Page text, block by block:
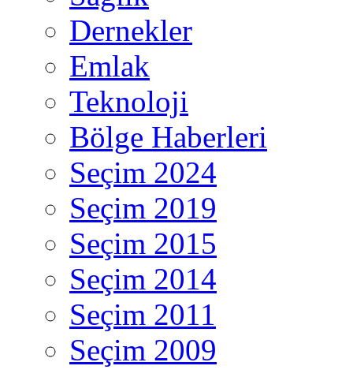
Dernekler
Emlak
Teknoloji
Bölge Haberleri
Seçim 2024
Seçim 2019
Seçim 2015
Seçim 2014
Seçim 2011
Seçim 2009